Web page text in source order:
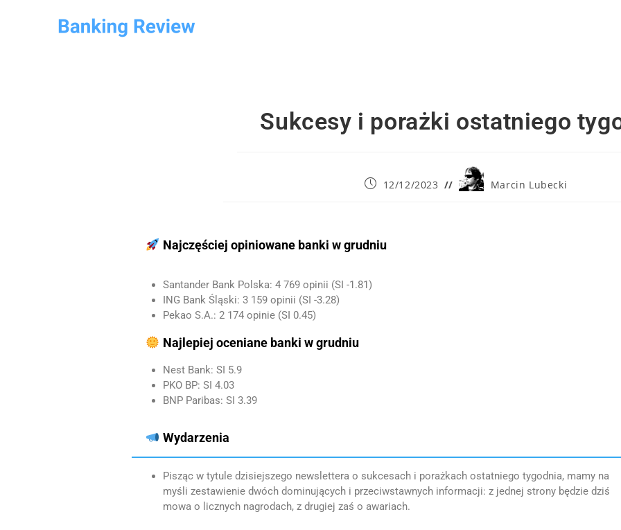
Sukcesy i porażki ostatniego
12/12/2023 Marcin Lubecki
Najczęściej opiniowane banki w grudniu
Santander Bank Polska: 4 769 opinii (SI -1.81)
ING Bank Śląski: 3 159 opinii (SI -3.28)
Pekao S.A.: 2 174 opinie (SI 0.45)
Najlepiej oceniane banki w grudniu
Nest Bank: SI 5.9
PKO BP: SI 4.03
BNP Paribas: SI 3.39
Wydarzenia
Pisząc w tytule dzisiejszego newslettera o sukcesach i porażkach ostatniego tygodnia, mamy na
myśli zestawienie dwóch dominujących i przeciwstawnych informacji: z jednej strony będzie dziś
mowa o licznych nagrodach, z drugiej zaś o awariach.